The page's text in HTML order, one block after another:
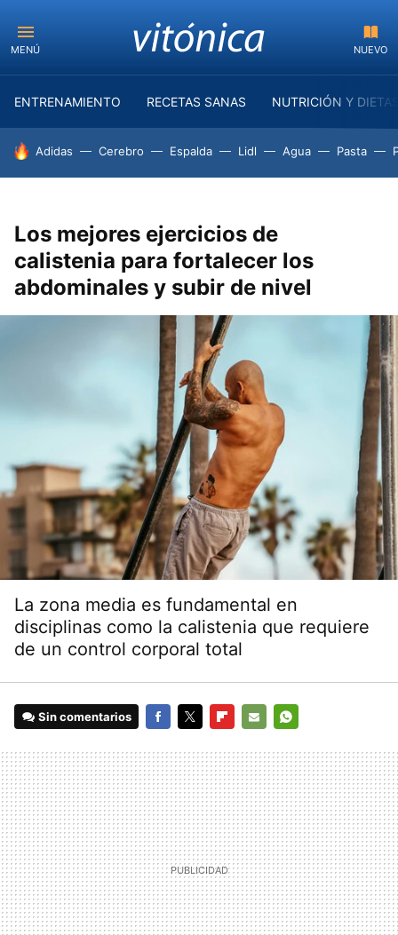
MENÚ NUEVO
ENTRENAMIENTO RECETAS SANAS NUTRICIÓN Y
HOY SE HABLA DE
Adidas Cerebro Espalda Lidl Agua Pasta
Los mejores ejercicios de
calistenia para fortalecer los
abdominales y subir de nivel
La zona media es fundamental en
disciplinas como la calistenia que requiere
de un control corporal total
Sin comentarios
MAIL